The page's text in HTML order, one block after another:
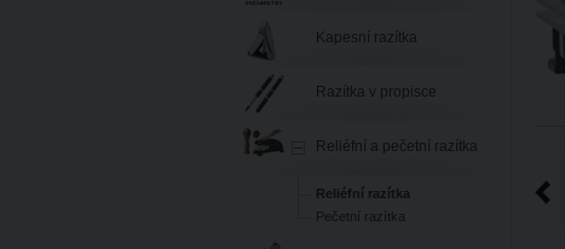
Kapesní razítka
Razítka v propisce
Reliéfní a pečetní razítka
Reliéfní razítka
Pečetní razítka